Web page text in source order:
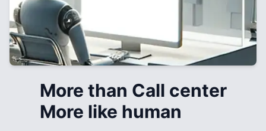
More than Call center
More like human